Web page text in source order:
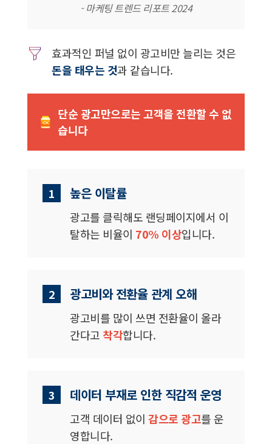
- 마케팅 트렌드 리포트 2024
효과적인 퍼널 없이 광고비만 늘리는 것은
돈을 태우는 것과 같습니다.
단순 광고만으로는 고객을 전환할 수 없
습니다
1 높은 이탈률
광고를 클릭해도 랜딩페이지에서 이
탈하는 비율이 70% 이상입니다.
2 광고비와 전환율 관계 오해
광고비를 많이 쓰면 전환율이 올라
간다고 착각합니다.
3 데이터 부재로 인한 직감적 운영
고객 데이터 없이 감으로 광고를 운
영합니다.